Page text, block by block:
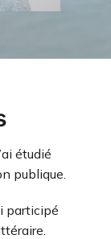
étudié
publique.
participé